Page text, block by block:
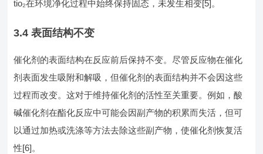
tio₂在环境净化过程中始终保持固态，未发生相变[5]。
3.4 表面结构不变
催化剂的表面结构在反应前后保持不变。尽管反应物在催化
剂表面发生吸附和解吸，但催化剂的表面结构并不会因这些
过程而改变。这对于维持催化剂的活性至关重要。例如，酸
碱催化剂在酯化反应中可能会因副产物的积累而失活，但可
以通过加热或洗涤等方法去除这些副产物，使催化剂恢复活
性[6]。